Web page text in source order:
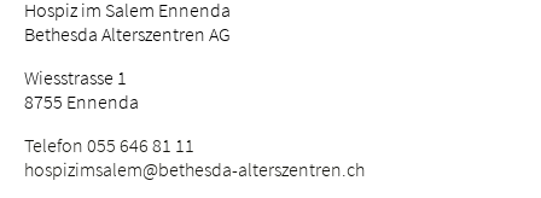
Hospiz im Salem Ennenda
Bethesda Alterszentren AG
Wiesstrasse 1
8755 Ennenda
Telefon 055 646 81 11
hospizimsalem@bethesda-alterszentren. ch